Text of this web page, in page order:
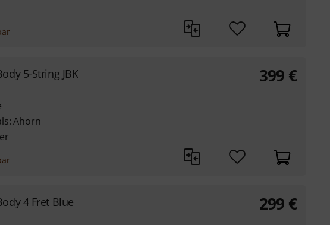
5-String JBK
Ahorn
399 €
4 Fret Blue 299 €